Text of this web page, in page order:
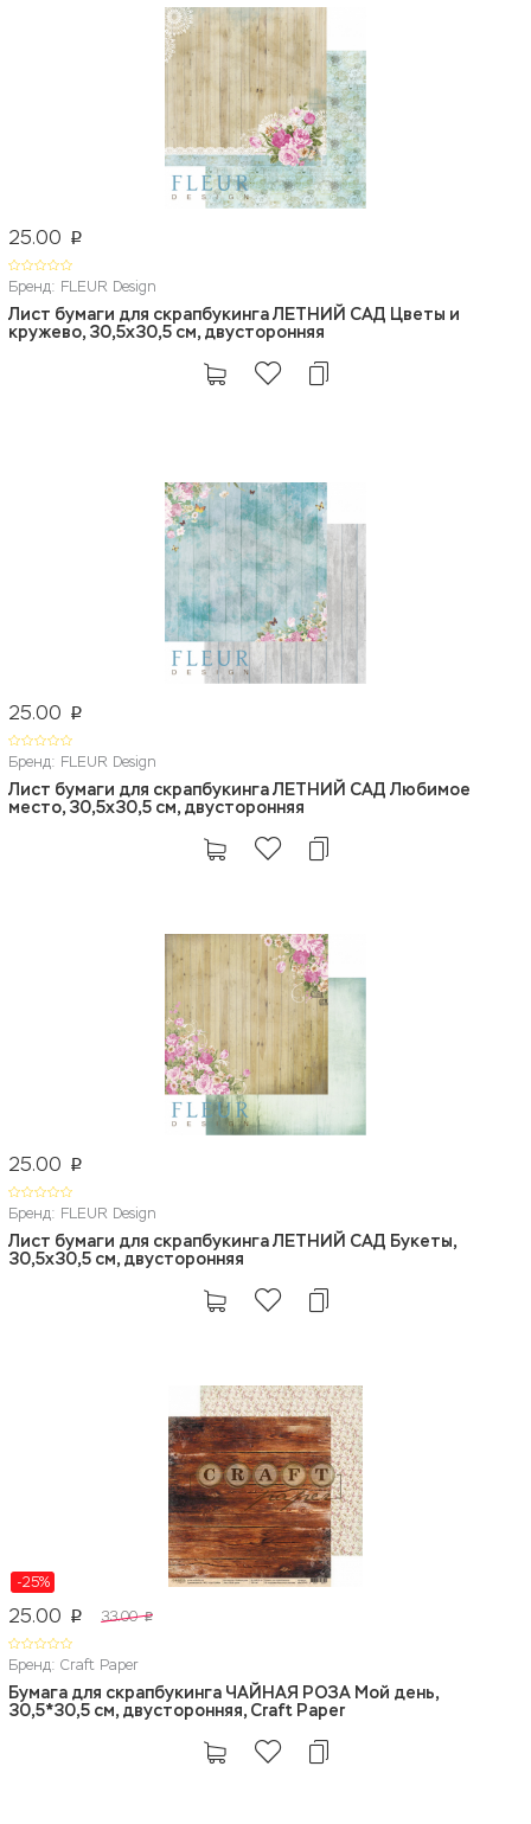
25.00 p
Бренд: FLEUR Design
Лист бумаги для скрапбукинга ЛЕТНИЙ САД Цветы и
кружево, 30,5x30,5 см, двусторонняя
25.00 p
Бренд: FLEUR Design
Лист бумаги для скрапбукинга ЛЕТНИЙ САД Любимое
место, 30,5x30,5 см, двусторонняя
25.00 p
Бренд: FLEUR Design
Лист бумаги для скрапбукинга ЛЕТНИЙ САД Букеты,
30,5x30,5 см, двусторонняя
-25%
25.00 p 33.00 p
Бренд: Craft Paper
Бумага для скрапбукинга ЧАЙНАЯ РОЗА Мой день,
30,5*30,5 см, двусторонняя, Craft Paper